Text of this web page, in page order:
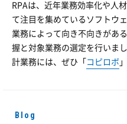
RPAは、近年業務効率化や人
て注目を集めているソフトウ
業務によって向き不向きがあ
握と対象業務の選定を行いま
計業務には、ぜひ「 コピロボ
Blog